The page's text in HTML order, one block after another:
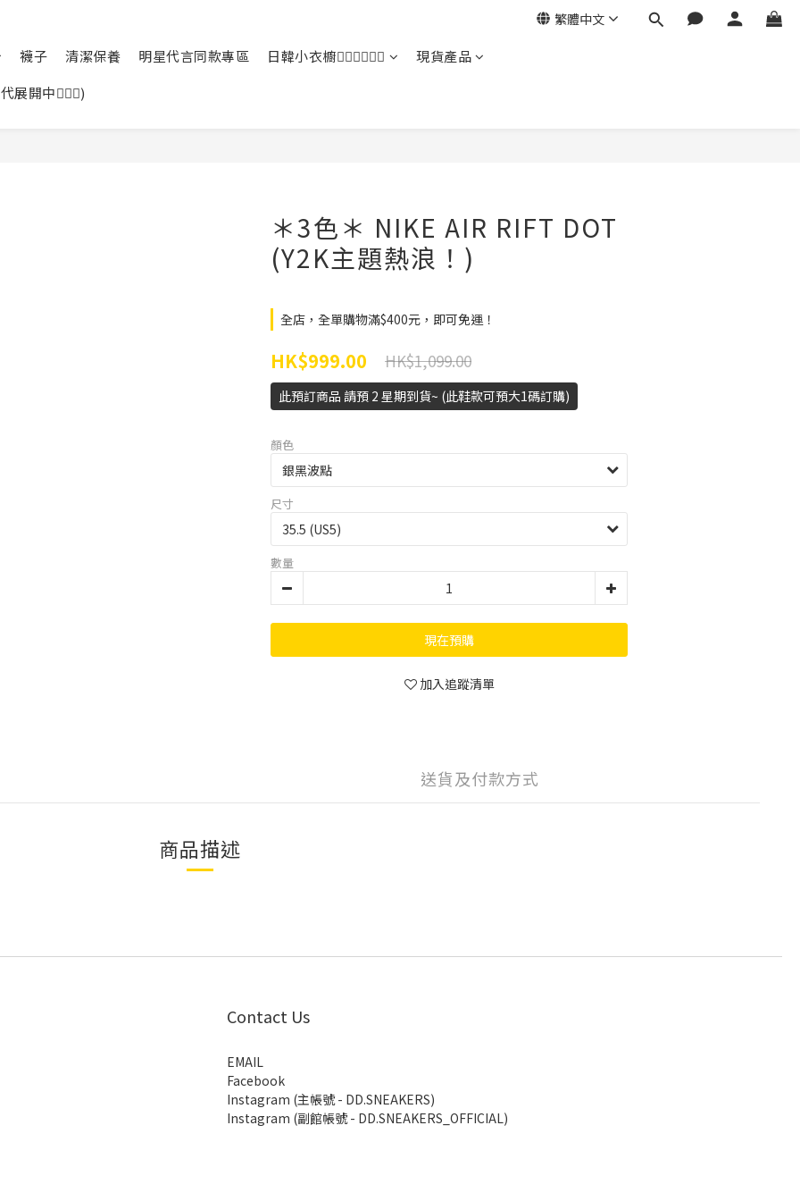
繁體中文
襪子 清潔保養 明星代言同款專區 日韓小衣櫥🙆🏻‍♀️🙆🏻‍♂️
現貨產品
展開中🙆🏻‍♀️)
＊3色＊ NIKE AIR RIFT DOT
(Y2K主題熱浪！)
全店，全單購物滿$400元，即可免運！
HK$999.00 HK$1,099.00
此預訂商品 請預 2 星期到貨~ (此鞋款可預大1碼訂購)
顏色
尺寸
數量
現在預購
加入追蹤清單
送貨及付款方式
商品描述
Contact Us
EMAIL
Facebook
Instagram (主帳號 - DD.SNEAKERS)
Instagram (副館帳號 - DD.SNEAKERS_OFFICIAL)